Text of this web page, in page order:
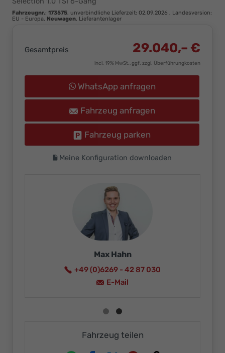
Ihr
Innovatives
Fahrzeugnr.: 173575 , unverbindliche Lieferzeit: 02.09.2026 , Landesversion:
EU - Europa, Neuwagen , Lieferantenlager
Gesamtpreis 29.040,– €
incl. 19% MwSt., ggf. zzgl. Überführungkosten
WhatsApp anfragen
Fahrzeug anfragen
Fahrzeug parken
Meine Konfiguration downloaden
Max Hahn
+49 (0)6269 - 42 87 030
E-Mail
Fahrzeug teilen